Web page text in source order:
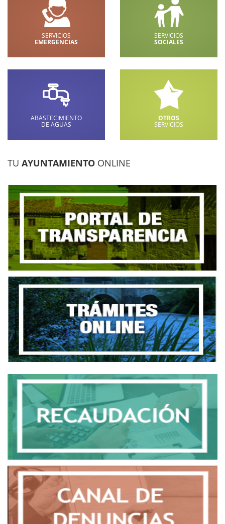
SERVICIOS
EMERGENCIAS
SERVICIOS
SOCIALES
ABASTECIMIENTO
DE AGUAS
OTROS
SERVICIOS
TU AYUNTAMIENTO ONLINE